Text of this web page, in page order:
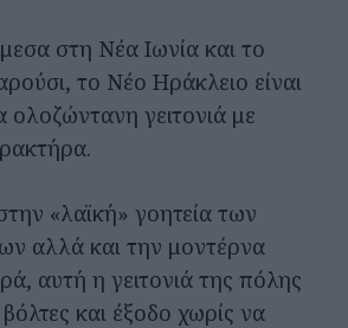
στη Νέα Ιωνία και το
το Νέο Ηράκλειο είναι
ολοζώντανη γειτονιά με
«λαϊκή» γοητεία των
αλλά και την μοντέρνα
αυτή η γειτονιά της πόλης
και έξοδο χωρίς να